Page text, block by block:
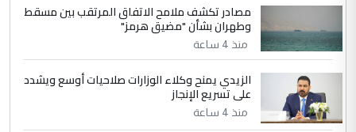
ابا فرات ...
الموضوع :
الجواهري يرد على صدام حسين سل
مضجعيك يابن الزنا (نص كامل)
حيدر عاشور
التعليق : تحياتي لك استاذ حامدتركان. كلام
مصادر تكشف ملامح الاتفاق المرتقب بين مسقط
وطهران بشأن "مضيق هرمز"
منذ 4 ساعة
الزيدي يمنح وكلاء الوزارات صلاحيات أوسع ويشدد
على تسريع الإنجاز
منذ 4 ساعة